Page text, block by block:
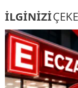
İLGİNİZİ